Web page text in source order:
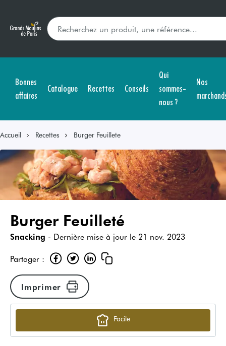
Bonnes
affaires
Catalogue Recettes Conseils
Qui
sommes-
nous ?
Nos
Accueil Recettes Burger Feuillete
Burger Feuilleté
Snacking - Dernière mise à jour le 21 nov. 2023
Partager :
Imprimer
Facile